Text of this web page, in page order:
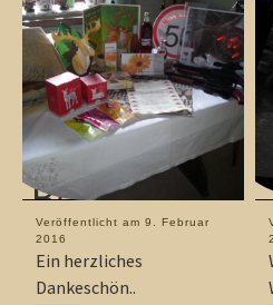
Veröffentlicht am 9. Februar
2016
Ein herzliches
Dankeschön..